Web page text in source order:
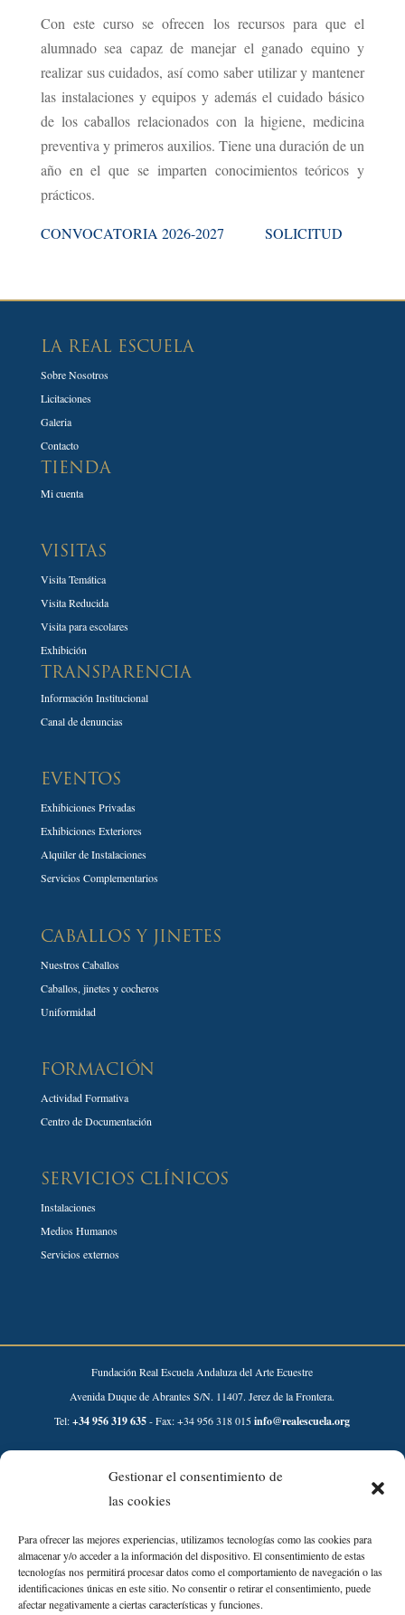
Gestionar el consentimiento de
las cookies
Para ofrecer las mejores experiencias, utilizamos tecnologías como las cookies para
almacenar y/o acceder a la información del dispositivo. El consentimiento de estas
tecnologías nos permitirá procesar datos como el comportamiento de navegación o las
identificaciones únicas en este sitio. No consentir o retirar el consentimiento, puede
afectar negativamente a ciertas características y funciones.
Con este curso se ofrecen los recursos para que el
alumnado sea capaz de manejar el ganado equino y
realizar sus cuidados, así como saber utilizar y mantener
las instalaciones y equipos y además el cuidado básico
de los caballos relacionados con la higiene, medicina
preventiva y primeros auxilios. Tiene una duración de un
año en el que se imparten conocimientos teóricos y
prácticos.
CONVOCATORIA 2026-2027 SOLICITUD
LA REAL ESCUELA
Sobre Nosotros
Licitaciones
Galeria
Contacto
TIENDA
Mi cuenta
VISITAS
Visita Temática
Visita Reducida
Visita para escolares
Exhibición
TRANSPARENCIA
Información Institucional
Canal de denuncias
EVENTOS
Exhibiciones Privadas
Exhibiciones Exteriores
Alquiler de Instalaciones
Servicios Complementarios
CABALLOS Y JINETES
Nuestros Caballos
Caballos, jinetes y cocheros
Uniformidad
FORMACIÓN
Actividad Formativa
Centro de Documentación
SERVICIOS CLÍNICOS
Instalaciones
Medios Humanos
Servicios externos
Fundación Real Escuela Andaluza del Arte Ecuestre
Avenida Duque de Abrantes S/N. 11407. Jerez de la Frontera.
Tel:+34 956 319 635- Fax: +34 956 318 015info@realescuela.org
Desarrollado por: